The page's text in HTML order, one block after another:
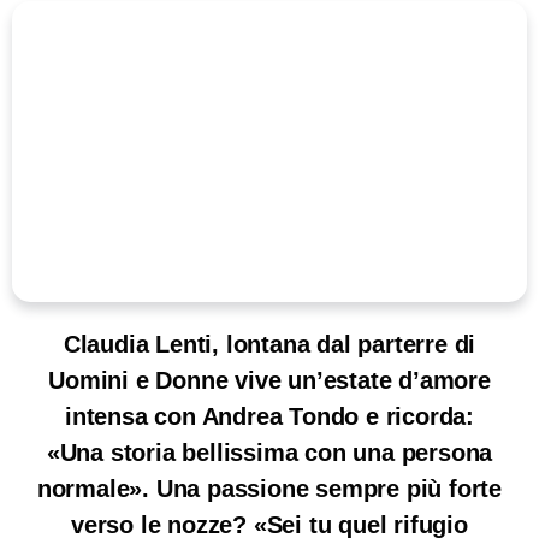
Claudia Lenti, lontana dal parterre di
Uomini e Donne vive un’estate d’amore
intensa con Andrea Tondo e ricorda:
«Una storia bellissima con una persona
normale». Una passione sempre più forte
verso le nozze? «Sei tu quel rifugio